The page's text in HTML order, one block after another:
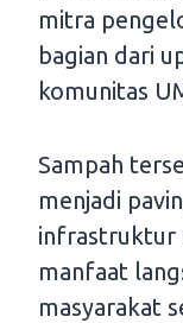
mitra
bagian dari
komunitas
Sampah
menjadi
infrastruktur
manfaat
masyarakat